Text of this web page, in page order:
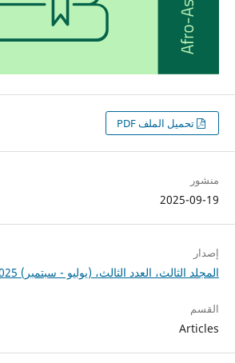
تحميل الملف PDF
منشور
2025-09-19
إصدار
المجلد الثالث، العدد الثالث، (يوليو - سبتمبر) 2025
القسم
Articles